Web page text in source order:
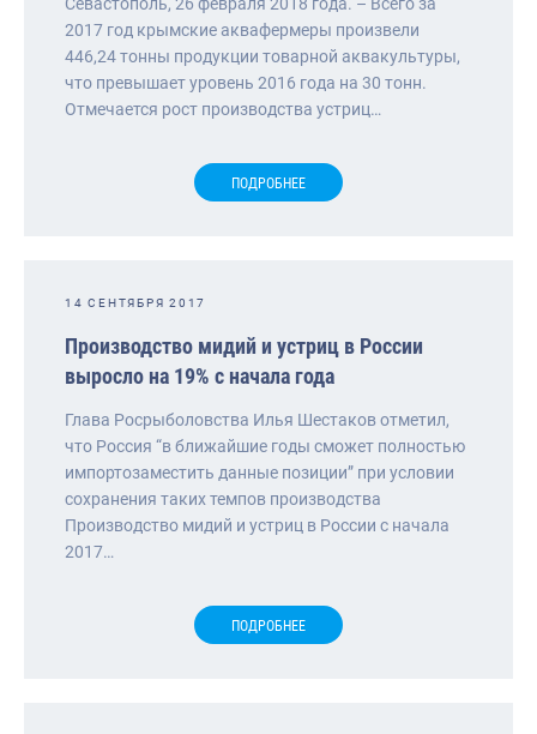
2017 год крымские аквафермеры произвели
446,24 тонны продукции товарной аквакультуры,
что превышает уровень 2016 года на 30 тонн.
Отмечается рост производства устриц…
ПОДРОБНЕЕ
14 СЕНТЯБРЯ 2017
Производство мидий и устриц в России
выросло на 19% с начала года
Глава Росрыболовства Илья Шестаков отметил,
что Россия “в ближайшие годы сможет полностью
импортозаместить данные позиции” при условии
сохранения таких темпов производства
Производство мидий и устриц в России с начала
2017…
ПОДРОБНЕЕ